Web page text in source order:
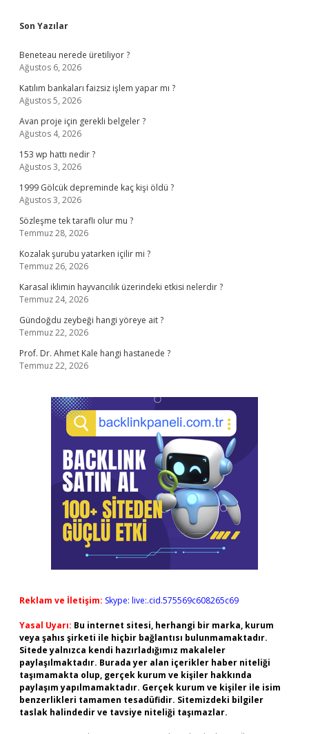
Sidebar
Son Yazılar
Beneteau nerede üretiliyor ?
Ağustos 6, 2026
Katılım bankaları faizsiz işlem yapar mı ?
Ağustos 5, 2026
Avan proje için gerekli belgeler ?
Ağustos 4, 2026
153 wp hattı nedir ?
Ağustos 3, 2026
1999 Gölcük depreminde kaç kişi öldü ?
Ağustos 3, 2026
Sözleşme tek taraflı olur mu ?
Temmuz 28, 2026
Kozalak şurubu yatarken içilir mi ?
Temmuz 26, 2026
Karasal iklimin hayvancılık üzerindeki etkisi nelerdir ?
Temmuz 24, 2026
Gündoğdu zeybeği hangi yöreye ait ?
Temmuz 22, 2026
Prof. Dr. Ahmet Kale hangi hastanede ?
Temmuz 22, 2026
Reklam ve İletişim: Skype: live:.cid.575569c608265c69
Yasal Uyarı: Bu internet sitesi, herhangi bir marka, kurum
veya şahıs şirketi ile hiçbir bağlantısı bulunmamaktadır.
Sitede yalnızca kendi hazırladığımız makaleler
paylaşılmaktadır. Burada yer alan içerikler haber niteliği
taşımamakta olup, gerçek kurum ve kişiler hakkında
paylaşım yapılmamaktadır. Gerçek kurum ve kişiler ile isim
benzerlikleri tamamen tesadüfidir. Sitemizdeki bilgiler
taslak halindedir ve tavsiye niteliği taşımazlar.